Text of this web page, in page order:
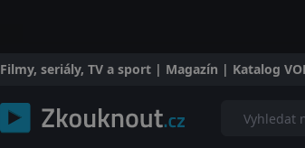
Filmy, seriály, TV a sport | Magazín | Katalog